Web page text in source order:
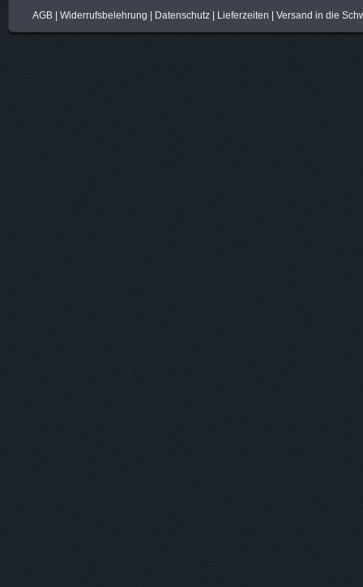
AGB| Widerrufsbelehrung | Datenschutz| Lieferzeiten | Versand in die